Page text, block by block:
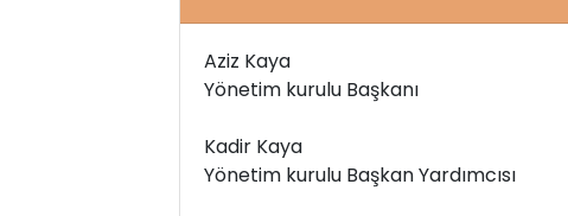
Aziz Kaya
Yönetim kurulu Başkanı
Kadir Kaya
Yönetim kurulu Başkan Yardımcısı